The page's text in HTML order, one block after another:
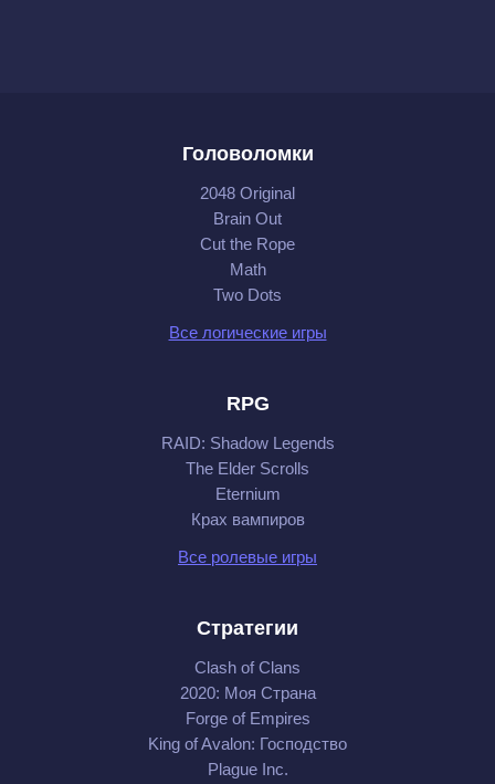
Головоломки
2048 Original
Brain Out
Cut the Rope
Math
Two Dots
Все логические игры
RPG
RAID: Shadow Legends
The Elder Scrolls
Eternium
Крах вампиров
Все ролевые игры
Стратегии
Clash of Clans
2020: Моя Cтрана
Forge of Empires
King of Avalon: Господство
Plague Inc.